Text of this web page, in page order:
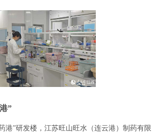
”
港”研发楼，江苏旺山旺水（连云港）制药有限